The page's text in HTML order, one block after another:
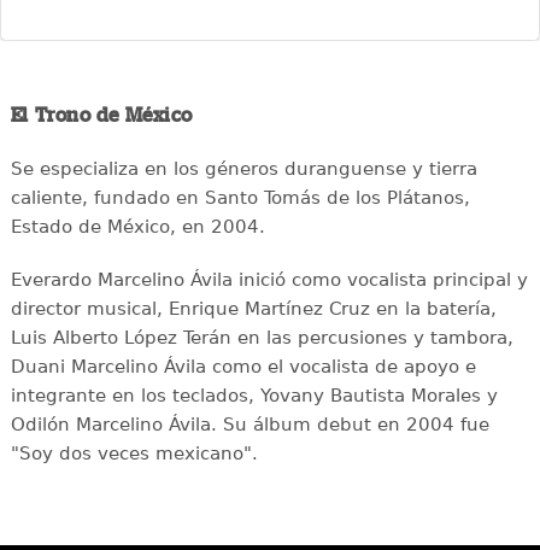
El Trono de México
Se especializa en los géneros duranguense y tierra
caliente, fundado en Santo Tomás de los Plátanos,
Estado de México, en 2004.
Everardo Marcelino Ávila inició como vocalista principal y
director musical, Enrique Martínez Cruz en la batería,
Luis Alberto López Terán en las percusiones y tambora,
Duani Marcelino Ávila como el vocalista de apoyo e
integrante en los teclados, Yovany Bautista Morales y
Odilón Marcelino Ávila. Su álbum debut en 2004 fue
"Soy dos veces mexicano".